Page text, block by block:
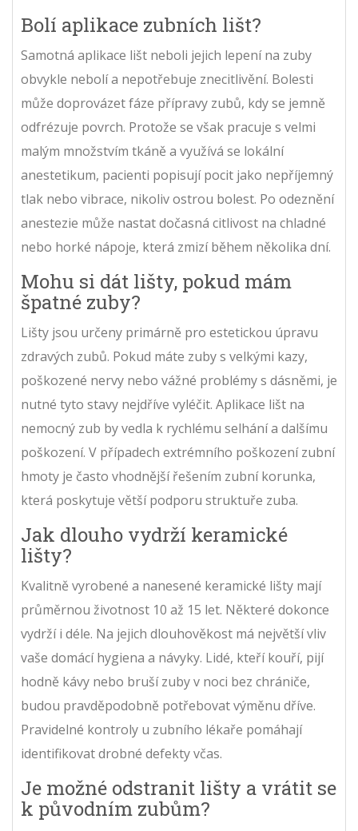
Bolí aplikace zubních lišt?
Samotná aplikace lišt neboli jejich lepení na zuby
obvykle nebolí a nepotřebuje znecitlivění. Bolesti
může doprovázet fáze přípravy zubů, kdy se jemně
odfrézuje povrch. Protože se však pracuje s velmi
malým množstvím tkáně a využívá se lokální
anestetikum, pacienti popisují pocit jako nepříjemný
tlak nebo vibrace, nikoliv ostrou bolest. Po odeznění
anestezie může nastat dočasná citlivost na chladné
nebo horké nápoje, která zmizí během několika dní.
Mohu si dát lišty, pokud mám
špatné zuby?
Lišty jsou určeny primárně pro estetickou úpravu
zdravých zubů. Pokud máte zuby s velkými kazy,
poškozené nervy nebo vážné problémy s dásněmi, je
nutné tyto stavy nejdříve vyléčit. Aplikace lišt na
nemocný zub by vedla k rychlému selhání a dalšímu
poškození. V případech extrémního poškození zubní
hmoty je často vhodnější řešením zubní korunka,
která poskytuje větší podporu struktuře zuba.
Jak dlouho vydrží keramické
lišty?
Kvalitně vyrobené a nanesené keramické lišty mají
průměrnou životnost 10 až 15 let. Některé dokonce
vydrží i déle. Na jejich dlouhověkost má největší vliv
vaše domácí hygiena a návyky. Lidé, kteří kouří, pijí
hodně kávy nebo bruší zuby v noci bez chrániče,
budou pravděpodobně potřebovat výměnu dříve.
Pravidelné kontroly u zubního lékaře pomáhají
identifikovat drobné defekty včas.
Je možné odstranit lišty a vrátit se
k původním zubům?